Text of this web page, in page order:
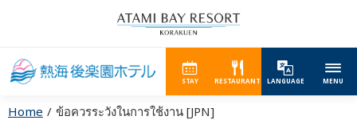
STAY RESTAURANT LANGUAGE MENU
Home ข้อควรระวังในการใช้งาน [JPN]